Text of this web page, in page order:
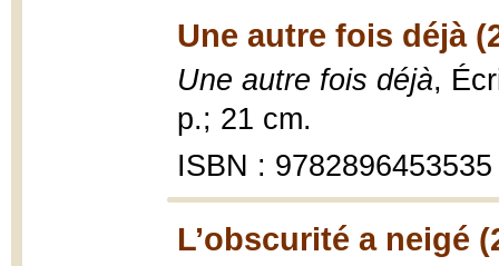
Une autre fois déjà
Une autre fois déjà,
p.; 21 cm.
ISBN : 9782896453535
L’obscurité a neigé